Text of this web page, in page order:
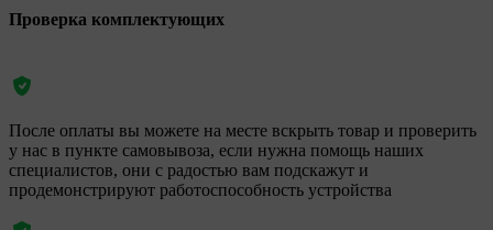
Проверка комплектующих
После оплаты вы можете на месте вскрыть товар и проверить
у нас в пункте самовывоза, если нужна помощь наших
специалистов, они с радостью вам подскажут и
продемонстрируют работоспособность устройства